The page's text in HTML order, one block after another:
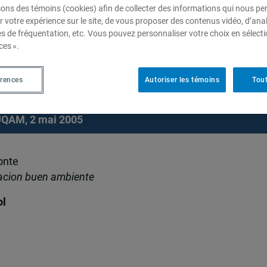
le cas de la région
2 mai 2005
buen ambiente
des témoins (cookies) afin de collecter des informations qui nous
votre expérience sur le site, de vous proposer des contenus vidéo,
de fréquentation, etc. Vous pouvez personnaliser votre choix en
».
Autoriser les témoins